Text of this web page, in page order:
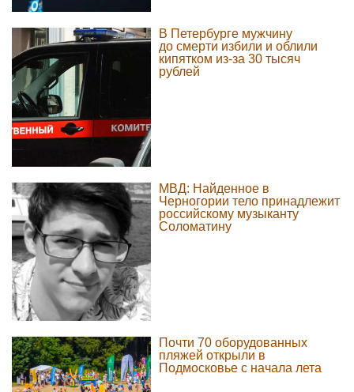
В Петербурге мужчину
до смерти избили и облили
кипятком из-за 30 тысяч
рублей
МВД: Найденное в
Черногории тело принадлежит
российскому музыканту
Соломатину
Почти 70 оборудованных
пляжей открыли в
Подмосковье с начала лета